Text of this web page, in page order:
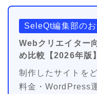
SeleQt編集部の
Webクリエイター
め比較【2026年版】
制作したサイトを
料金・WordPress